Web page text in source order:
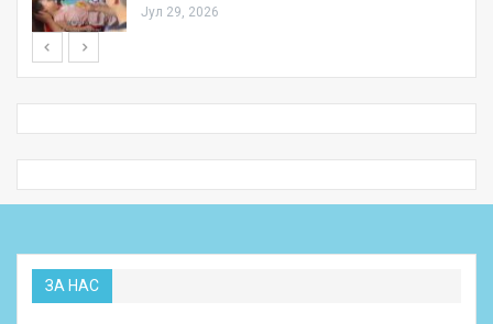
Јул 29, 2026
ЗА НАС